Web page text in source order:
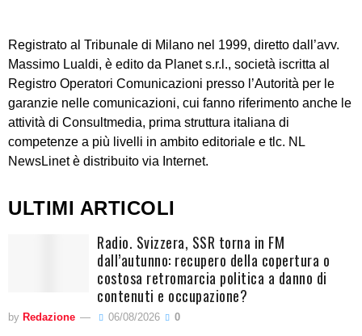
Registrato al Tribunale di Milano nel 1999, diretto dall’avv.
Massimo Lualdi, è edito da Planet s.r.l., società iscritta al
Registro Operatori Comunicazioni presso l’Autorità per le
garanzie nelle comunicazioni, cui fanno riferimento anche le
attività di Consultmedia, prima struttura italiana di
competenze a più livelli in ambito editoriale e tlc. NL
NewsLinet è distribuito via Internet.
ULTIMI ARTICOLI
Radio. Svizzera, SSR torna in FM
dall’autunno: recupero della copertura o
costosa retromarcia politica a danno di
contenuti e occupazione?
by Redazione 06/08/2026 0